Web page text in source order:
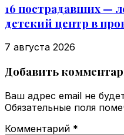
16 пострадавших —
детский центр в
7 августа 2026
Добавить
Ваш адрес email не
Обязательные поля
Комментарий *